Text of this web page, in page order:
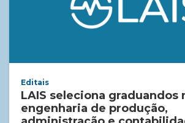
Editais
LAIS seleciona graduandos
engenharia de produção,